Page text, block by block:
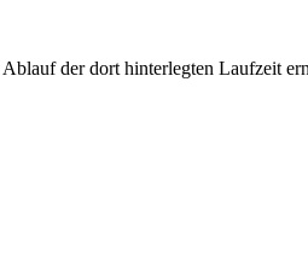
der dort hinterlegten Laufzeit